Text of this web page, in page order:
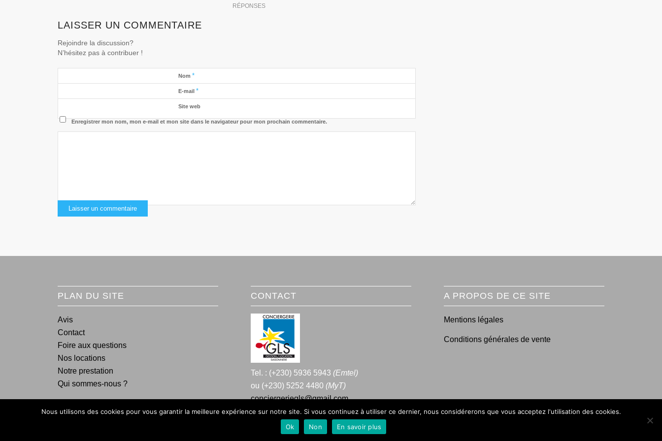
RÉPONSES
LAISSER UN COMMENTAIRE
Rejoindre la discussion?
N’hésitez pas à contribuer !
Nom*
E-mail*
Site web
Enregistrer mon nom, mon e-mail et mon site dans le navigateur pour mon prochain commentaire.
PLAN DU SITE
Avis
Contact
Foire aux questions
Nos locations
Notre prestation
Qui sommes-nous ?
CONTACT
Tel. : (+230) 5936 5943 (Emtel)
ou (+230) 5252 4480 (MyT)
conciergeriegls@gmail.com
A PROPOS DE CE SITE
Mentions légales
Conditions générales de vente
Nous utilisons des cookies pour vous garantir la meilleure expérience sur notre site. Si vous continuez à utiliser ce dernier, nous considérerons que vous acceptez l'utilisation des cookies.
Ok
Non En savoir plus